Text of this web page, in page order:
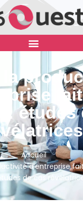
fait
études
Accueil
d’entreprise
de cas